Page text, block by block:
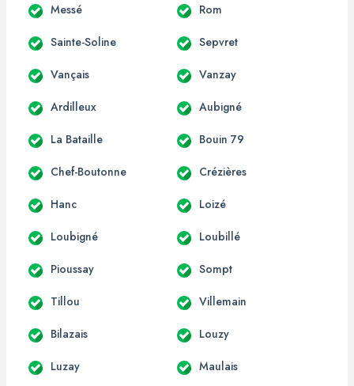
Messé Rom
Sainte-Soline Sepvret
Vançais Vanzay
Ardilleux Aubigné
La Bataille Bouin 79
Chef-Boutonne Crézières
Hanc Loizé
Loubigné Loubillé
Pioussay Sompt
Tillou Villemain
Bilazais Louzy
Luzay Maulais